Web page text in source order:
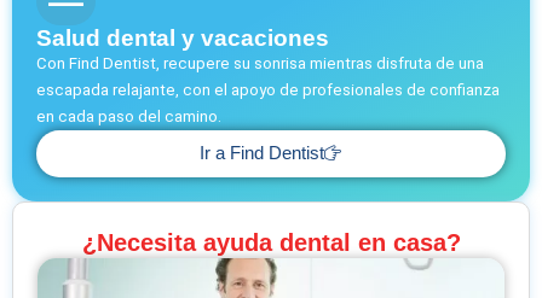
Salud dental y vacaciones
Con Find Dentist, recupere su sonrisa mientras disfruta de una
escapada relajante, con el apoyo de profesionales de confianza
en cada paso del camino.
Ir a Find Dentist
¿Necesita ayuda dental en casa?